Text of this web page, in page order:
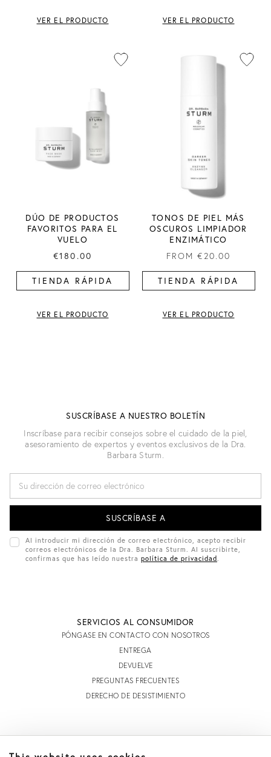
VER EL PRODUCTO VER EL PRODUCTO
DÚO DE PRODUCTOS
FAVORITOS PARA EL
VUELO
€180.00
TIENDA RÁPIDA
VER EL PRODUCTO
TONOS DE PIEL MÁS
OSCUROS LIMPIADOR
ENZIMÁTICO
FROM €20.00
TIENDA RÁPIDA
VER EL PRODUCTO
SUSCRÍBASE A NUESTRO BOLETÍN
Inscríbase para recibir consejos sobre el cuidado de la piel,
asesoramiento de expertos y eventos exclusivos de la Dra.
Barbara Sturm.
R
E
I
Ó
O
Al introducir mi dirección de correo electrónico, acepto recibir
correos electrónicos de la Dra. Barbara Sturm. Al suscribirte,
confirmas que has leído nuestra política de privacidad
SERVICIOS AL CONSUMIDOR
PÓNGASE EN CONTACTO CON NOSOTROS
ENTREGA
DEVUELVE
PREGUNTAS FRECUENTES
DERECHO DE DESISTIMIENTO